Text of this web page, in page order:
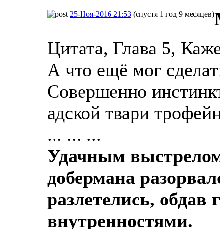
25-Ноя-2016 21:53 (спустя 1 год 9 месяцев)
Цитата, Глава 5,
А что ещё мог
Совершенно
адской твари
... ... ...
Удачным
добермана
разлетелись,
внутренностями.